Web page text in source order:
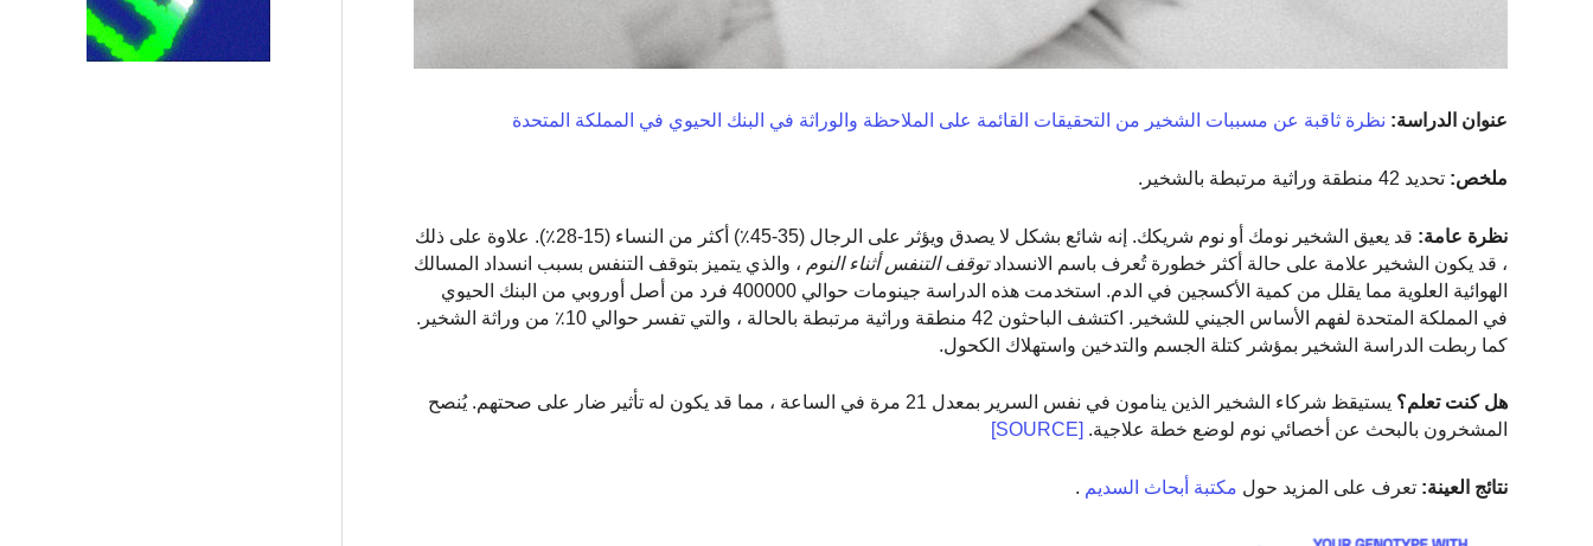
عنوان الدراسة: نظرة ثاقبة عن مسببات الشخير من التحقيقات القائمة على الملاحظة والوراثة في البنك الحيوي في المملكة المتحدة
ملخص: تحديد 42 منطقة وراثية مرتبطة بالشخير.
نظرة عامة:
قد يعيق الشخير نومك أو نوم شريكك. إنه شائع بشكل لا يصدق ويؤثر على الرجال (35-45٪) أكثر من النساء (15-28٪). علاوة على ذلك
، قد يكون الشخير علامة على حالة أكثر خطورة تُعرف باسم الانسدادتوقف التنفس أثناء النوم ، والذي يتميز بتوقف التنفس بسبب انسداد المسالك
الهوائية العلوية مما يقلل من كمية الأكسجين في الدم. استخدمت هذه الدراسة جينومات حوالي 400000 فرد من أصل أوروبي من البنك الحيوي
في المملكة المتحدة لفهم الأساس الجيني للشخير. اكتشف الباحثون 42 منطقة وراثية مرتبطة بالحالة ، والتي تفسر حوالي 10٪ من وراثة الشخير.
كما ربطت الدراسة الشخير بمؤشر كتلة الجسم والتدخين واستهلاك الكحول.
هل كنت تعلم؟
يستيقظ شركاء الشخير الذين ينامون في نفس السرير بمعدل 21 مرة في الساعة ، مما قد يكون له تأثير ضار على صحتهم. يُنصح
المشخرون بالبحث عن أخصائي نوم لوضع خطة علاجية. [SOURCE]
نتائج العينة: تعرف على المزيد حول مكتبة أبحاث السديم .